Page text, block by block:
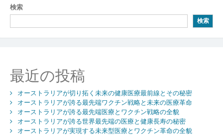
ビ
ゲ
ー
ョ
ン
検索
検索
最近の投稿
オーストラリアが切り拓く未来の健康医療最前線とその秘密
オーストラリアが誇る最先端ワクチン戦略と未来の医療革命
オーストラリアが誇る最先端医療とワクチン戦略の全貌
オーストラリアが誇る世界最先端の医療と健康長寿の秘密
オーストラリアが実現する未来型医療とワクチン革命の全貌